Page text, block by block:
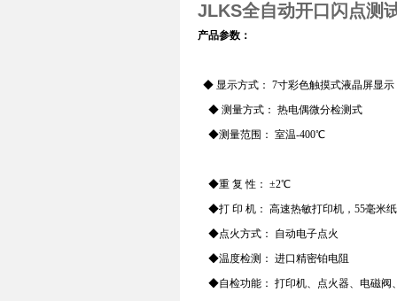
JLKS全自动开口闪点测
产品参数：
◆ 显示方式： 7寸彩色触摸式液晶屏显示
◆ 测量方式： 热电偶微分检测式
◆测量范围： 室温-400℃
◆重 复 性： ±2℃
◆打 印 机： 高速热敏打印机，55毫米
◆点火方式： 自动电子点火
◆温度检测： 进口精密铂电阻
◆自检功能： 打印机、点火器、电磁阀